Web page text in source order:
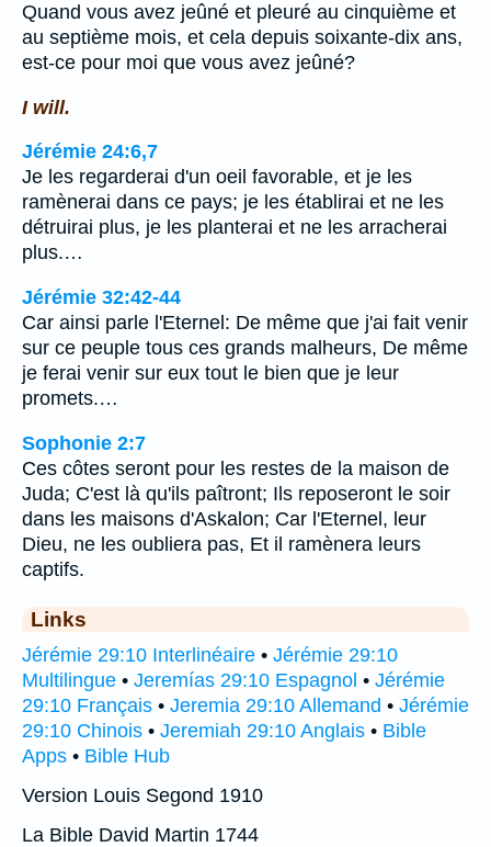
Quand vous avez jeûné et pleuré au cinquième et
au septième mois, et cela depuis soixante-dix ans,
est-ce pour moi que vous avez jeûné?
I will.
Jérémie 24:6,7
Je les regarderai d'un oeil favorable, et je les
ramènerai dans ce pays; je les établirai et ne les
détruirai plus, je les planterai et ne les arracherai
plus.…
Jérémie 32:42-44
Car ainsi parle l'Eternel: De même que j'ai fait venir
sur ce peuple tous ces grands malheurs, De même
je ferai venir sur eux tout le bien que je leur
promets.…
Sophonie 2:7
Ces côtes seront pour les restes de la maison de
Juda; C'est là qu'ils paîtront; Ils reposeront le soir
dans les maisons d'Askalon; Car l'Eternel, leur
Dieu, ne les oubliera pas, Et il ramènera leurs
captifs.
Links
Jérémie 29:10 Interlinéaire • Jérémie 29:10
Multilingue • Jeremías 29:10 Espagnol • Jérémie
29:10 Français • Jeremia 29:10 Allemand • Jérémie
29:10 Chinois • Jeremiah 29:10 Anglais • Bible
Apps • Bible Hub
Version Louis Segond 1910
La Bible David Martin 1744